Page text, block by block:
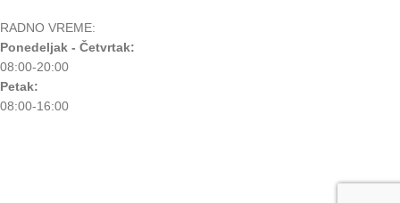
RADNO VREME:
Ponedeljak - Četvrtak:
08:00-20:00
Petak:
08:00-16:00